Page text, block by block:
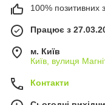
100% позитивних з
Працює з
м. Київ
Київ, вулиця
Контакти